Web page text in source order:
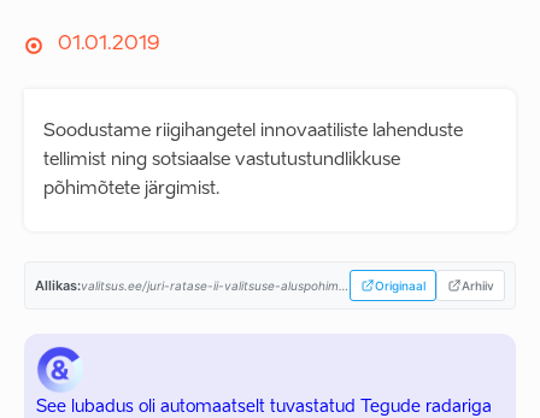
01.01.2019
Soodustame riigihangetel innovaatiliste lahenduste
tellimist ning sotsiaalse vastutustundlikkuse
põhimõtete järgimist.
Allikas: Originaal Arhiiv
See lubadus oli automaatselt tuvastatud Tegude radariga